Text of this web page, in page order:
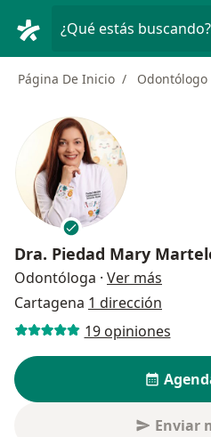
¿Qué estás buscando?
Página De Inicio Odontólogo
Dra. Piedad Mary
Odontóloga · Ver más
Cartagena 1 dirección
19 opiniones
Enviar